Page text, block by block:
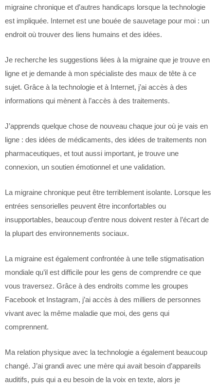
migraine chronique et d’autres handicaps lorsque la technologie
est impliquée. Internet est une bouée de sauvetage pour moi : un
endroit où trouver des liens humains et des idées.
Je recherche les suggestions liées à la migraine que je trouve en
ligne et je demande à mon spécialiste des maux de tête à ce
sujet. Grâce à la technologie et à Internet, j’ai accès à des
informations qui mènent à l’accès à des traitements.
J’apprends quelque chose de nouveau chaque jour où je vais en
ligne : des idées de médicaments, des idées de traitements non
pharmaceutiques, et tout aussi important, je trouve une
connexion, un soutien émotionnel et une validation.
La migraine chronique peut être terriblement isolante. Lorsque les
entrées sensorielles peuvent être inconfortables ou
insupportables, beaucoup d’entre nous doivent rester à l’écart de
la plupart des environnements sociaux.
La migraine est également confrontée à une telle stigmatisation
mondiale qu’il est difficile pour les gens de comprendre ce que
vous traversez. Grâce à des endroits comme les groupes
Facebook et Instagram, j’ai accès à des milliers de personnes
vivant avec la même maladie que moi, des gens qui
comprennent.
Ma relation physique avec la technologie a également beaucoup
changé. J’ai grandi avec une mère qui avait besoin d’appareils
auditifs, puis qui a eu besoin de la voix en texte, alors je